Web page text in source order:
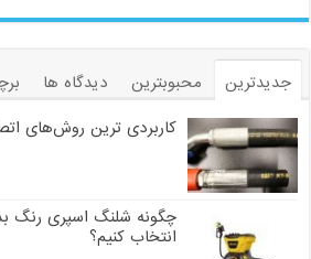
جدیدترین محبوبترین دیدگاه ها
کاربردی ترین روش‌های
چگونه شلنگ اسپری رنگ
انتخاب کنیم؟